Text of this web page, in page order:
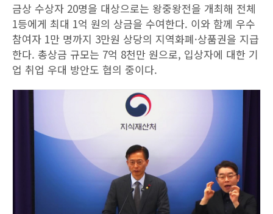
금상 수상자 20명을 대상으로는 왕중왕전을 개최해 전체
1등에게 최대 1억 원의 상금을 수여한다. 이와 함께 우수
참여자 1만 명까지 3만원 상당의 지역화폐·상품권을 지급
한다. 총상금 규모는 7억 8천만 원으로, 입상자에 대한 기
업 취업 우대 방안도 협의 중이다.